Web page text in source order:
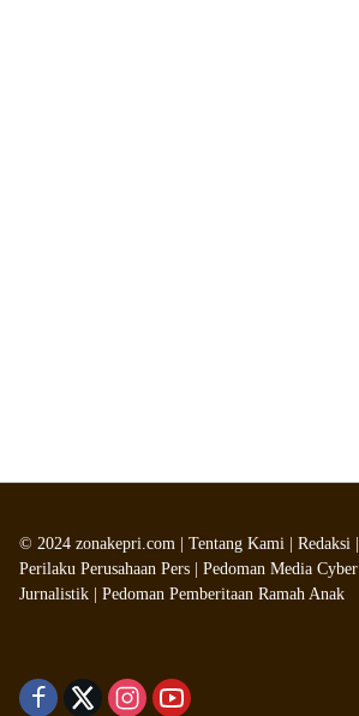
© 2024 zonakepri.com | Tentang Kami Redaksi
Perilaku Perusahaan Pers
Pedoman Media Cyber
Jurnalistik
Pedoman Pemberitaan Ramah Anak